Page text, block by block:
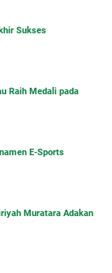
Sukses
Raih Medali pada
E-Sports
Muratara Adakan